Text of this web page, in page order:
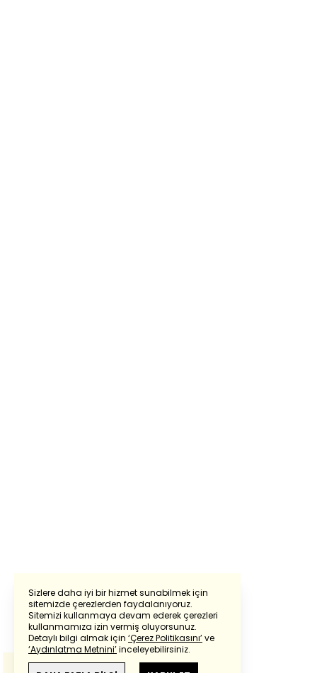
Sizlere daha iyi bir hizmet sunabilmek için
sitemizde çerezlerden faydalanıyoruz.
Sitemizi kullanmaya devam ederek çerezleri
kullanmamıza izin vermiş oluyorsunuz.
Detaylı bilgi almak için ‘Çerez Politikasını’ve
‘Aydınlatma Metnini’inceleyebilirsiniz.
Powered by Translate
Bu çevirideGoogle Transletekullanılmıştır.